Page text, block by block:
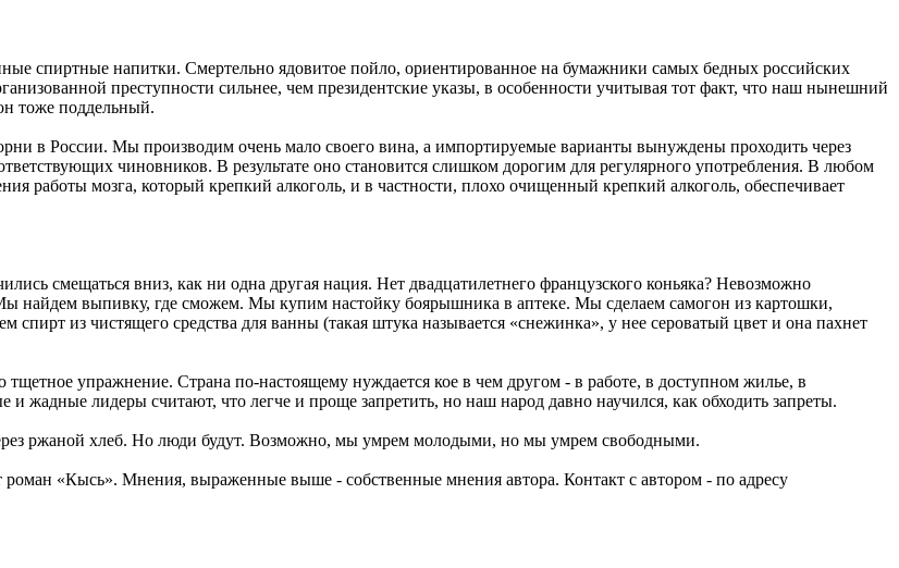
спиртные напитки. Смертельно ядовитое пойло, ориентированное на бумажники самых бедных российских
преступности сильнее, чем президентские указы, в особенности учитывая тот факт, что наш нынешний
тоже поддельный.
в России. Мы производим очень мало своего вина, а импортируемые варианты вынуждены проходить через
чиновников. В результате оно становится слишком дорогим для регулярного употребления. В любом
работы мозга, который крепкий алкоголь, и в частности, плохо очищенный крепкий алкоголь, обеспечивает
смещаться вниз, как ни одна другая нация. Нет двадцатилетнего французского коньяка? Невозможно
найдем выпивку, где сможем. Мы купим настойку боярышника в аптеке. Мы сделаем самогон из картошки,
из чистящего средства для ванны (такая штука называется «снежинка», у нее сероватый цвет и она пахнет
упражнение. Страна по-настоящему нуждается кое в чем другом - в работе, в доступном жилье, в
жадные лидеры считают, что легче и проще запретить, но наш народ давно научился, как обходить запреты.
ржаной хлеб. Но люди будут. Возможно, мы умрем молодыми, но мы умрем свободными.
роман «Кысь». Мнения, выраженные выше - собственные мнения автора. Контакт с автором - по адресу